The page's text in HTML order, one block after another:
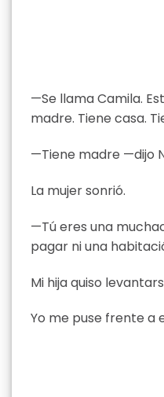
—Se llama Camila.
madre. Tiene casa.
—Tiene madre —dijo
La mujer sonrió.
—Tú eres una
pagar ni una
Mi hija quiso
Yo me puse frente a